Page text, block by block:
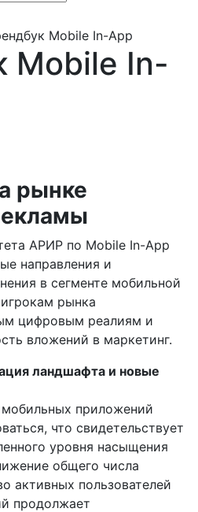
Mobile In-App
Mobile In-
рынке
АРИР по Mobile In-App
направления и
в сегменте мобильной
рынка
цифровым реалиям и
вложений в маркетинг.
ландшафта и новые
приложений
что свидетельствует
уровня насыщения
общего числа
активных пользователей
продолжает